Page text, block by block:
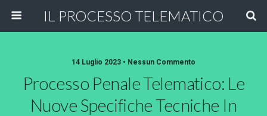
IL PROCESSO TELEMATICO
14 Luglio 2023 • Nessun Commento
Processo Penale Telematico: Le
Nuove Specifiche Tecniche In